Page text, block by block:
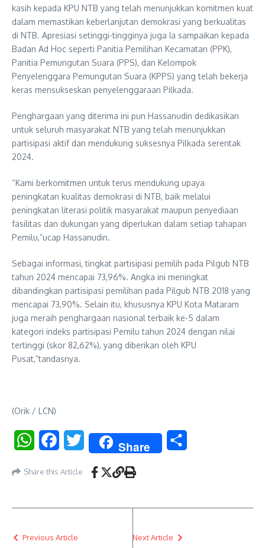
kasih kepada KPU NTB yang telah menunjukkan komitmen kuat
dalam memastikan keberlanjutan demokrasi yang berkualitas
di NTB. Apresiasi setinggi-tingginya juga Ia sampaikan kepada
Badan Ad Hoc seperti Panitia Pemilihan Kecamatan (PPK),
Panitia Pemungutan Suara (PPS), dan Kelompok
Penyelenggara Pemungutan Suara (KPPS) yang telah bekerja
keras mensukseskan penyelenggaraan Pilkada.
Penghargaan yang diterima ini pun Hassanudin dedikasikan
untuk seluruh masyarakat NTB yang telah menunjukkan
partisipasi aktif dan mendukung suksesnya Pilkada serentak
2024.
“Kami berkomitmen untuk terus mendukung upaya
peningkatan kualitas demokrasi di NTB, baik melalui
peningkatan literasi politik masyarakat maupun penyediaan
fasilitas dan dukungan yang diperlukan dalam setiap tahapan
Pemilu,”ucap Hassanudin.
Sebagai informasi, tingkat partisipasi pemilih pada Pilgub NTB
tahun 2024 mencapai 73,96%. Angka ini meningkat
dibandingkan partisipasi pemilihan pada Pilgub NTB 2018 yang
mencapai 73,90%. Selain itu, khususnya KPU Kota Mataram
juga meraih penghargaan nasional terbaik ke-5 dalam
kategori indeks partisipasi Pemilu tahun 2024 dengan nilai
tertinggi (skor 82,62%), yang diberikan oleh KPU
Pusat,”tandasnya.
(Orik / LCN)
WhatsAppFacebookTwitter Share
Share this Article
Previous Article Next Article